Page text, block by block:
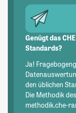
Genügt das
Standards?
Ja!
den üblichen
Die Methodik
methodik.che-